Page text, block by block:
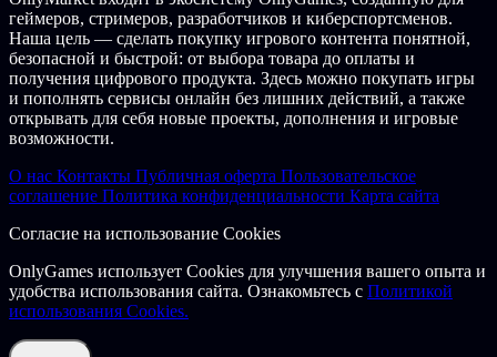
геймеров, стримеров, разработчиков и киберспортсменов.
Наша цель — сделать покупку игрового контента понятной,
безопасной и быстрой: от выбора товара до оплаты и
получения цифрового продукта. Здесь можно покупать игры
и пополнять сервисы онлайн без лишних действий, а также
открывать для себя новые проекты, дополнения и игровые
возможности.
О нас Контакты Публичная оферта Пользовательское
соглашение Политика конфиденциальности Карта сайта
Согласие на использование Cookies
OnlyGames использует Cookies для улучшения вашего опыта и
удобства использования сайта. Ознакомьтесь с Политикой
использования Cookies.